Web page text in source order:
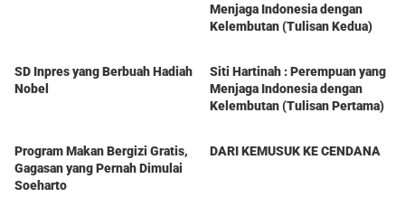
Menjaga Indonesia dengan
Kelembutan (Tulisan Kedua)
SD Inpres yang Berbuah Hadiah
Nobel
Siti Hartinah : Perempuan yang
Menjaga Indonesia dengan
Kelembutan (Tulisan Pertama)
Program Makan Bergizi Gratis,
Gagasan yang Pernah Dimulai
Soeharto
DARI KEMUSUK KE CENDANA